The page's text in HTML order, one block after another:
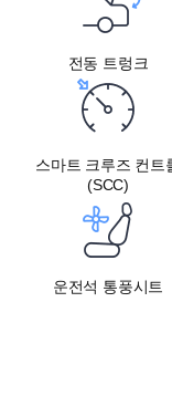
전동 트렁크
스마트 크루즈 컨트
(SCC)
운전석 통풍시트